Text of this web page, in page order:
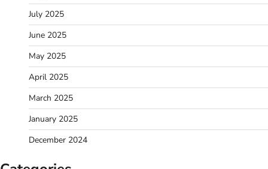
July 2025
June 2025
May 2025
April 2025
March 2025
January 2025
December 2024